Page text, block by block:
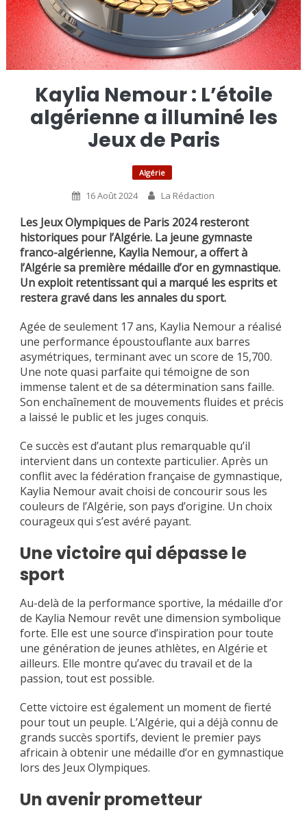
Kaylia Nemour : L’étoile
algérienne a illuminé les
Jeux de Paris
Algérie
16 Août 2024 La Rédaction
Les Jeux Olympiques de Paris 2024 resteront
historiques pour l’Algérie. La jeune gymnaste
franco-algérienne, Kaylia Nemour, a offert à
l’Algérie sa première médaille d’or en gymnastique.
Un exploit retentissant qui a marqué les esprits et
restera gravé dans les annales du sport.
Agée de seulement 17 ans, Kaylia Nemour a réalisé
une performance époustouflante aux barres
asymétriques, terminant avec un score de 15,700.
Une note quasi parfaite qui témoigne de son
immense talent et de sa détermination sans faille.
Son enchaînement de mouvements fluides et précis
a laissé le public et les juges conquis.
Ce succès est d’autant plus remarquable qu’il
intervient dans un contexte particulier. Après un
conflit avec la fédération française de gymnastique,
Kaylia Nemour avait choisi de concourir sous les
couleurs de l’Algérie, son pays d’origine. Un choix
courageux qui s’est avéré payant.
Une victoire qui dépasse le
sport
Au-delà de la performance sportive, la médaille d’or
de Kaylia Nemour revêt une dimension symbolique
forte. Elle est une source d’inspiration pour toute
une génération de jeunes athlètes, en Algérie et
ailleurs. Elle montre qu’avec du travail et de la
passion, tout est possible.
Cette victoire est également un moment de fierté
pour tout un peuple. L’Algérie, qui a déjà connu de
grands succès sportifs, devient le premier pays
africain à obtenir une médaille d’or en gymnastique
lors des Jeux Olympiques.
Un avenir prometteur